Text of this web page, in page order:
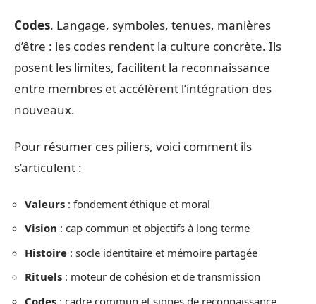
Codes. Langage, symboles, tenues, manières
d’être : les codes rendent la culture concrète. Ils
posent les limites, facilitent la reconnaissance
entre membres et accélèrent l’intégration des
nouveaux.
Pour résumer ces piliers, voici comment ils
s’articulent :
Valeurs : fondement éthique et moral
Vision : cap commun et objectifs à long terme
Histoire : socle identitaire et mémoire partagée
Rituels : moteur de cohésion et de transmission
Codes : cadre commun et signes de reconnaissance